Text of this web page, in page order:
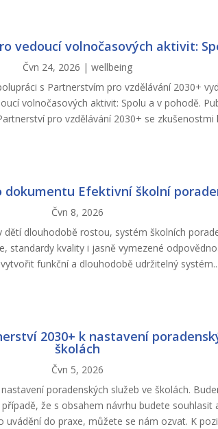
vedoucí volnočasových aktivit:
Čvn 24, 2026 | wellbeing
s Partnerstvím pro vzdělávání 2030+
volnočasových aktivit: Spolu a v pohodě.
pro vzdělávání 2030+ se zkušenostmi
dokumentu Efektivní školní
Čvn 8, 2026
dlouhodobě rostou, systém školních
standardy kvality i jasně vymezené
funkční a dlouhodobě udržitelný systém...
2030+ k nastavení
školách
Čvn 5, 2026
poradenských služeb ve školách.
že s obsahem návrhu budete souhlasit
uvádění do praxe, můžete se nám ozvat. K